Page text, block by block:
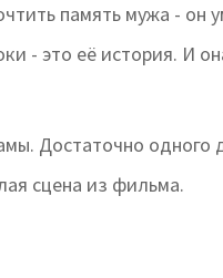
память мужа - он
- это её история. И
Достаточно одного
сцена из фильма.